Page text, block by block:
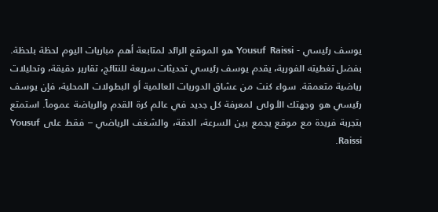
يوسف رئيسي - Yousuf Raissi هو الموقع الرائد لمتابعة أهم مباريات اليوم لحظة بلحظة.
بفضل تغطيته الفورية، يقدم يوسف رئيسي تحديثات سريعة للنتائج، تقارير دقيقة، وتحليلات
رياضية متعمقة. سواء كنت من عشاق الدوريات العالمية أو البطولات المحلية، فإن يوسف
رئيسي هو وجهتك الأولى لمعرفة كل جديد في عالم كرة القدم والرياضة عموماً. استمتع
بتجربة فريدة مع موقع يجمع بين السرعة، الدقة، والشغف الرياضي – فقط على Yousuf
Raissi.